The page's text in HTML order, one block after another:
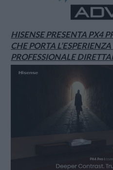
HISENSE PRESENTA PX4
CHE PORTA
PROFESSIONALE